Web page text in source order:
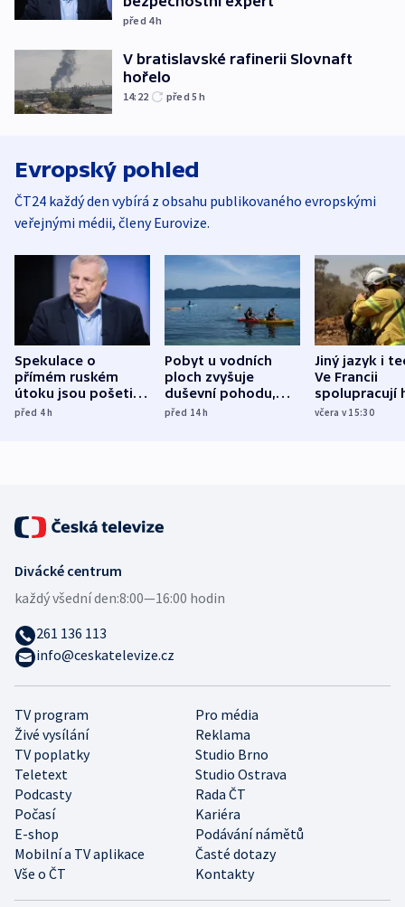
před 4h
V bratislavské rafinerii Slovnaft
hořelo
14:22 před 5h
Evropský pohled
ČT24 každý den vybírá z obsahu publikovaného evropskými
veřejnými médii, členy Eurovize.
Spekulace o
přímém ruském
útoku jsou pošetilé,
míní estonský
před 4h
Pobyt u vodních
ploch zvyšuje
duševní pohodu,
ukázala
před 14h
Jiný jazyk i
Ve Francii
spolupracují
různých zemí
včera v 15:30
TV program
Pro média
Živé vysílání
Reklama
TV poplatky
Studio Brno
Teletext
Studio Ostrava
Podcasty
Rada ČT
Počasí
Kariéra
E-shop
Podávání námětů
Mobilní a TV aplikace
Časté dotazy
Vše o ČT
Kontakty
Divácké centrum
každý všední den:8:00—16:00 hodin
261 136 113
info@ceskatelevize.cz